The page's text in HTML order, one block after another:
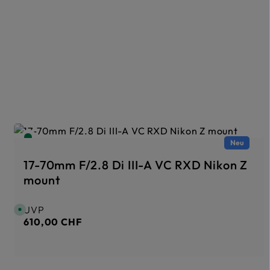
Neu
17-70mm F/2.8 Di III-A VC RXD Nikon Z
mount
Regulärer Preis:
S
o
f
UVP
610,00 CHF